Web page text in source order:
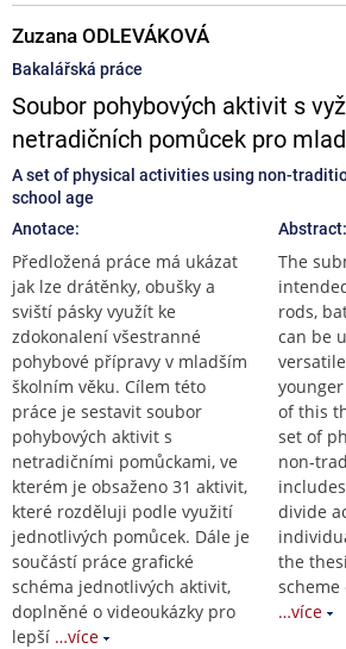
Zuzana ODLEVÁKOVÁ
Bakalářská práce
Soubor pohybových aktivit s
netradičních pomůcek pro
A set of physical activities using non-
school age
Anotace:
Předložená práce má ukázat
jak lze drátěnky, obušky a
sviští pásky využít ke
zdokonalení všestranné
pohybové přípravy v mladším
školním věku. Cílem této
práce je sestavit soubor
pohybových aktivit s
netradičními pomůckami, ve
kterém je obsaženo 31 aktivit,
které rozděluji podle využití
jednotlivých pomůcek. Dále je
součástí práce grafické
schéma jednotlivých aktivit,
doplněné o videoukázky pro
lepší …více
Abstract:
The
rods,
can be
of this
set of
non-
divide
the
…více